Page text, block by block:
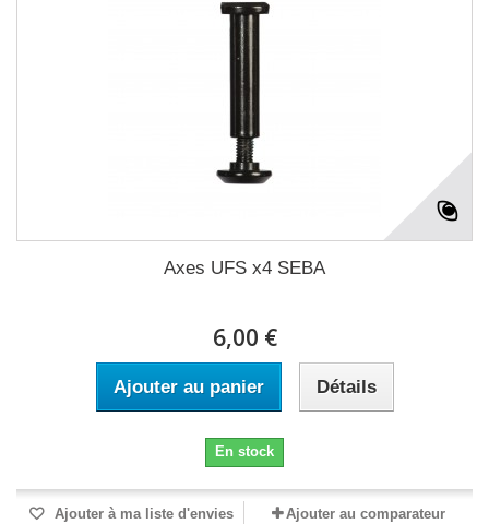
Axes UFS x4 SEBA
6,00 €
Ajouter au panier Détails
En stock
Ajouter à ma liste d'envies Ajouter au comparateur